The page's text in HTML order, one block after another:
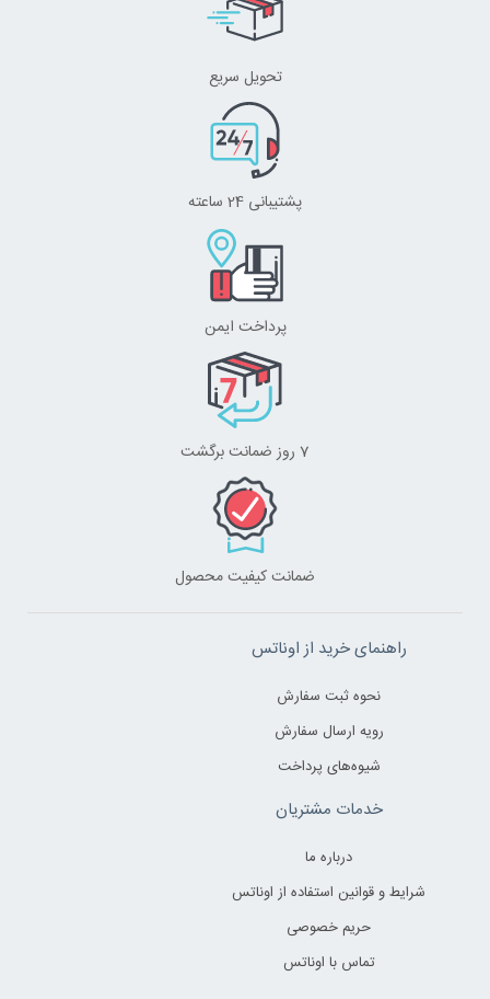
تحویل سریع
پشتیبانی 24 ساعته
پرداخت ایمن
7 روز ضمانت برگشت
ضمانت کیفیت محصول
راهنمای خرید از اوناتس
نحوه ثبت سفارش
رویه ارسال سفارش
شیوه‌های پرداخت
خدمات مشتریان
درباره ما
شرایط و قوانین استفاده از اوناتس
حریم خصوصی
تماس با اوناتس